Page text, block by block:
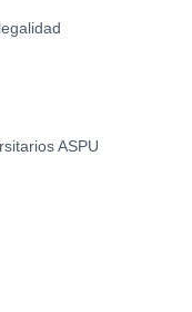
ASPU